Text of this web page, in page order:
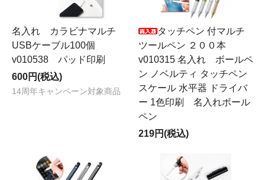
名入れ カラビナマルチ
USBケーブル100個
v010538 パッド印刷
600円(税込)
14周年キャンペーン対象商品
タッチペン 付マルチ
ツールペン ２００本
v010315 名入れ ボールペ
ン ノベルティ タッチペン
スケール 水平器 ドライバ
ー 1色印刷 名入れボール
ペン
219円(税込)